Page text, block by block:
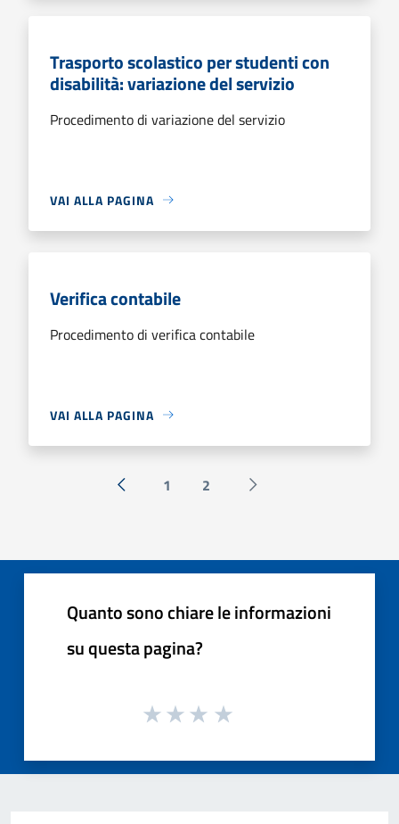
Trasporto scolastico per studenti con
disabilità: variazione del servizio
Procedimento di variazione del servizio
VAI ALLA PAGINA
Verifica contabile
Procedimento di verifica contabile
VAI ALLA PAGINA
« Precedente
1 2 Successiva »
Quanto sono chiare le informazioni
su questa pagina?